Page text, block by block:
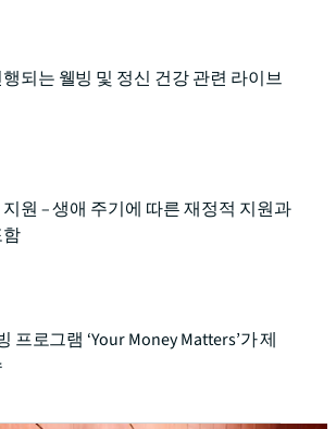
되는 웰빙 및 정신 건강 관련 라이브
원 – 생애 주기에 따른 재정적 지원과
프로그램 ‘Your Money Matters’가 제